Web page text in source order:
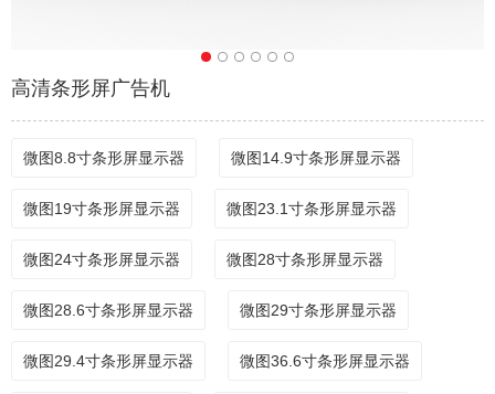
高清条形屏广告机
微图8.8寸条形屏显示器 微图14.9寸条形屏显示器
微图19寸条形屏显示器 微图23.1寸条形屏显示器
微图24寸条形屏显示器 微图28寸条形屏显示器
微图28.6寸条形屏显示器 微图29寸条形屏显示器
微图29.4寸条形屏显示器 微图36.6寸条形屏显示器